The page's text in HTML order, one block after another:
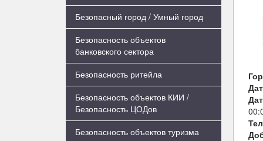
Безопасный город / Умный город
Безопасность объектов
банковского сектора
Безопасность ритейла
Безопасность объектов КИИ /
Безопасность ЦОДов
Безопасность объектов туризма